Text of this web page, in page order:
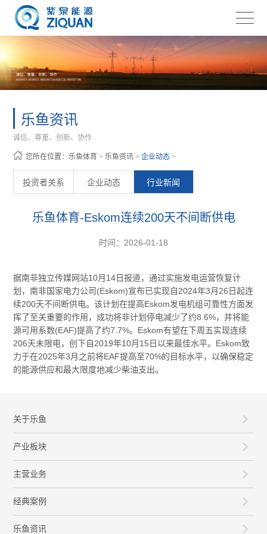
乐鱼资讯
诚信、尊重、创新、协作
您所在位置：乐鱼体育 >乐鱼资讯 >企业动态 >
投资者关系 企业动态 行业新闻
乐鱼体育-Eskom连续200天不间断供电
时间：2026-01-18
据南非独立传媒网站10月14日报道，通过实施发电运营恢复计
划，南非国家电力公司(Eskom)宣布已实现自2024年3月26日起连
续200天不间断供电。该计划在提高Eskom发电机组可靠性方面发
挥了至关重要的作用，成功将非计划停电减少了约8.6%，并将能
源可用系数(EAF)提高了约7.7%。Eskom有望在下周五实现连续
206天未限电，创下自2019年10月15日以来最佳水平。Eskom致
力于在2025年3月之前将EAF提高至70%的目标水平，以确保稳定
的能源供应和最大限度地减少柴油支出。
关于乐鱼
产业板块
主营业务
经典案例
乐鱼资讯